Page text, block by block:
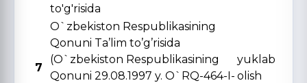
to'g'risida
7
O`zbekiston Respublikasining
Qonuni Ta’lim to’g’risida
(O`zbekiston Respublikasining
Qonuni 29.08.1997 y. O`RQ-464-I-
yuklab
olish